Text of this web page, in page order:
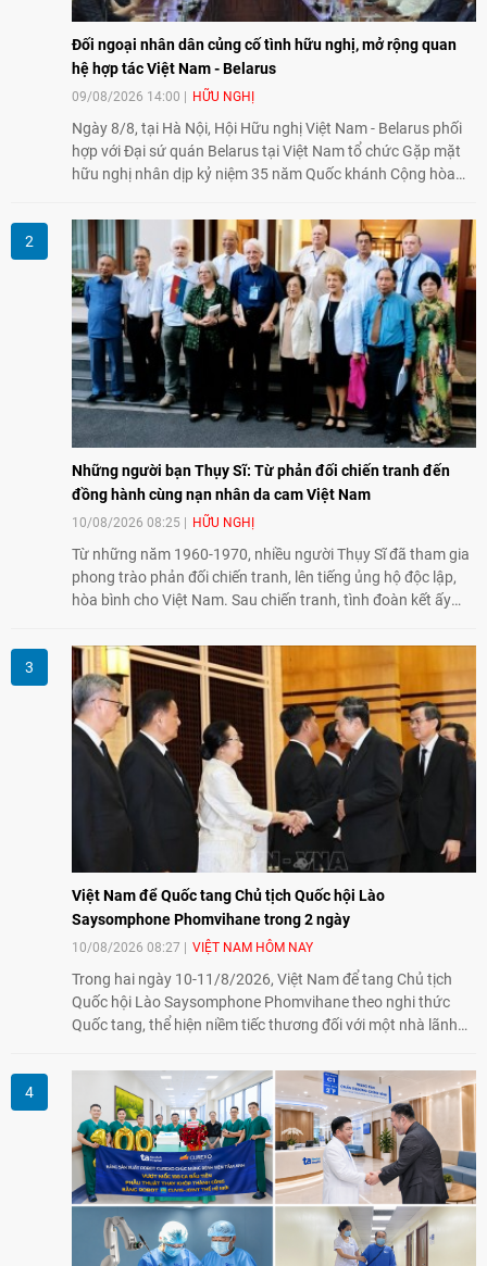
Đối ngoại nhân dân củng cố tình hữu nghị, mở rộng quan
hệ hợp tác Việt Nam - Belarus
09/08/2026 14:00 HỮU NGHỊ
Ngày 8/8, tại Hà Nội, Hội Hữu nghị Việt Nam - Belarus phối
hợp với Đại sứ quán Belarus tại Việt Nam tổ chức Gặp mặt
hữu nghị nhân dịp kỷ niệm 35 năm Quốc khánh Cộng hòa
nhân dân trong củng cố tình hữu nghị, mở rộng hợp tác thiết
thực và làm sâu sắc quan hệ Đối tác chiến lược Việt Nam -
Belarus.
Những người bạn Thụy Sĩ: Từ phản đối chiến tranh đến
đồng hành cùng nạn nhân da cam Việt Nam
10/08/2026 08:25 HỮU NGHỊ
Từ những năm 1960-1970, nhiều người Thụy Sĩ đã tham gia
phong trào phản đối chiến tranh, lên tiếng ủng hộ độc lập,
hòa bình cho Việt Nam. Sau chiến tranh, tình đoàn kết ấy
đồng hành với những người còn chịu hậu quả chiến tranh,
trong đó có các nạn nhân chất độc da cam/dioxin.
Việt Nam để Quốc tang Chủ tịch Quốc hội Lào
Saysomphone Phomvihane trong 2 ngày
10/08/2026 08:27 VIỆT NAM HÔM NAY
Trong hai ngày 10-11/8/2026, Việt Nam để tang Chủ tịch
Quốc hội Lào Saysomphone Phomvihane theo nghi thức
Quốc tang, thể hiện niềm tiếc thương đối với một nhà lãnh
nghị vĩ đại, đoàn kết đặc biệt Việt Nam - Lào.